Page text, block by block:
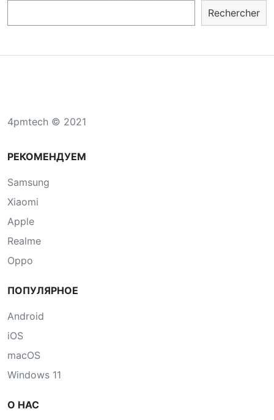
Rechercher
4pmtech © 2021
РЕКОМЕНДУЕМ
Samsung
Xiaomi
Apple
Realme
Oppo
ПОПУЛЯРНОЕ
Android
iOS
macOS
Windows 11
О НАС